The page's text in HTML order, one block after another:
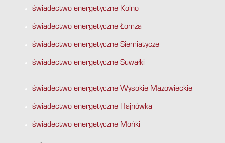
świadectwo energetyczne Kolno
świadectwo energetyczne Łomża
świadectwo energetyczne Siemiatycze
świadectwo energetyczne Suwałki
świadectwo energetyczne Wysokie Mazowieckie
świadectwo energetyczne Hajnówka
świadectwo energetyczne Mońki